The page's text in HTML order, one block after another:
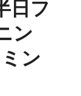
日フ
ン
ン